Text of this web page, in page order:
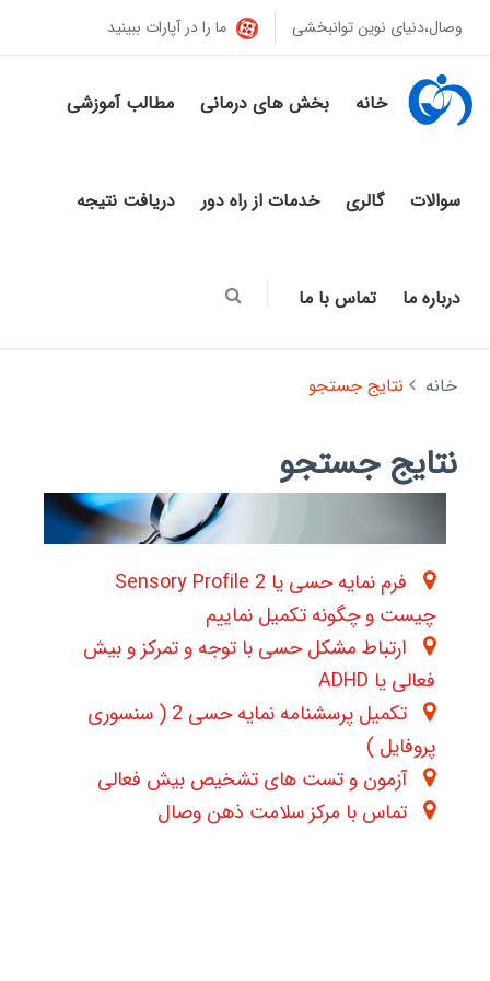
وصال،دنیای نوین توانبخشی ما را در آپارات ببینید
خانه بخش های درمانی مطالب آموزشی
سوالات گالری خدمات از راه دور دریافت نتیجه
درباره ما تماس با ما
خانه نتایج جستجو
نتایج جستجو
فرم نمایه حسی یا 2 Sensory Profile
چیست و چگونه تکمیل نماییم
ارتباط مشکل حسی با توجه و تمرکز و بیش
فعالی یا ADHD
تکمیل پرسشنامه نمایه حسی 2 ( سنسوری
پروفایل )
آزمون و تست های تشخیص بیش فعالی
تماس با مرکز سلامت ذهن وصال